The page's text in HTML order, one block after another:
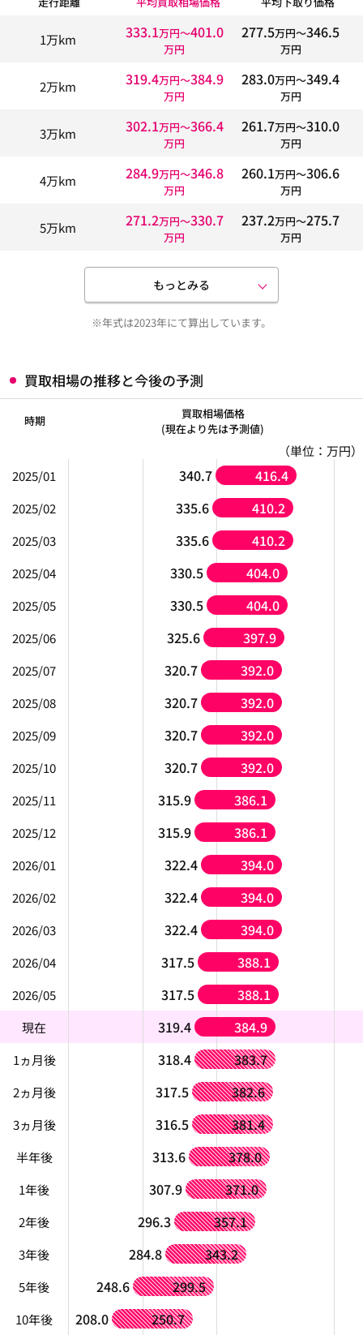
1万km 333.1万円〜401.0
万円
277.5万円〜346.5
万円
2万km 319.4万円〜384.9
万円
283.0万円〜349.4
万円
3万km 302.1万円〜366.4
万円
261.7万円〜310.0
万円
4万km 284.9万円〜346.8
万円
260.1万円〜306.6
万円
5万km 271.2万円〜330.7
万円
237.2万円〜275.7
万円
もっとみる
※年式は2023年にて算出しています。
買取相場の推移と今後の予測
時期
買取相場価格
(現在より先は予測値)
（単位：万円）
2025/01
340.7 416.4
2025/02 335.6 410.2
2025/03 335.6 410.2
2025/04 330.5 404.0
2025/05 330.5 404.0
2025/06 325.6 397.9
2025/07 320.7 392.0
2025/08 320.7 392.0
2025/09 320.7 392.0
2025/10 320.7 392.0
2025/11 315.9 386.1
2025/12 315.9 386.1
2026/01 322.4 394.0
2026/02 322.4 394.0
2026/03 322.4 394.0
2026/04 317.5 388.1
2026/05 317.5 388.1
現在 319.4 384.9
1ヵ月後 318.4 383.7
2ヵ月後 317.5 382.6
3ヵ月後 316.5 381.4
半年後 313.6 378.0
1年後 307.9 371.0
2年後 296.3 357.1
3年後 284.8 343.2
5年後 248.6 299.5
10年後 208.0 250.7